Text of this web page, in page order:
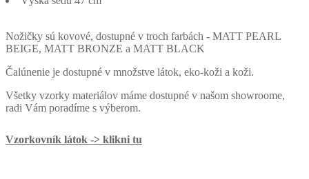
Nožičky sú kovové, dostupné v troch farbách - MATT PEARL
BEIGE, MATT BRONZE a MATT BLACK
Čalúnenie je dostupné v množstve látok, eko-koži a koži.
Všetky vzorky materiálov máme dostupné v našom showroome,
radi Vám poradíme s výberom.
Vzorkovník látok -> klikni tu